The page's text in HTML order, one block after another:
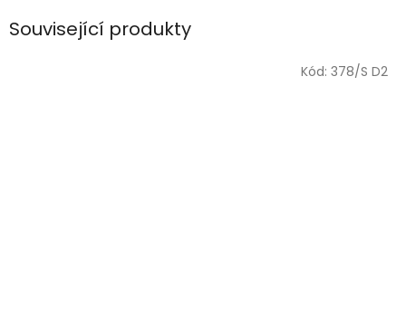
Související produkty
Kód: 378/S D2